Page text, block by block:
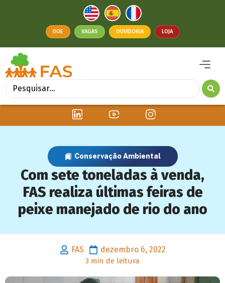
DOE VAGAS OUVIDORIA LOJA
Conservação Ambiental
Com sete toneladas à venda,
FAS realiza últimas feiras de
peixe manejado de rio do ano
FAS dezembro 6, 2022
3 min de leitura